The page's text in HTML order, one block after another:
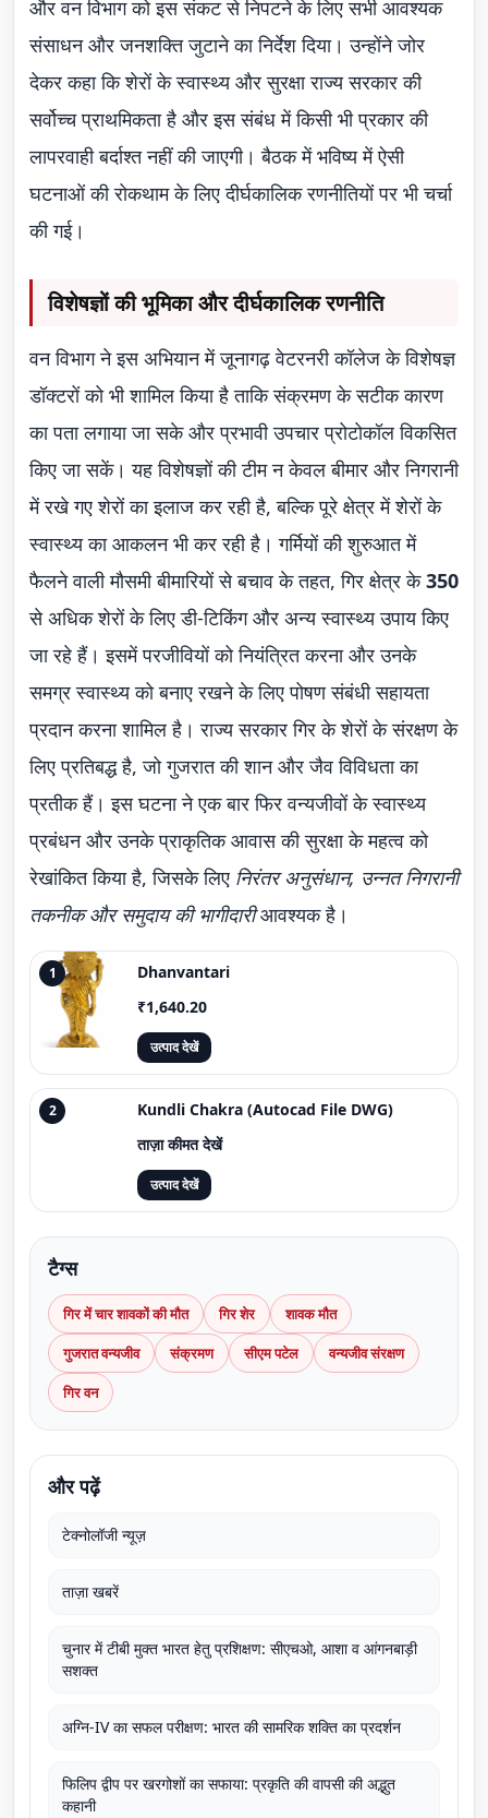
और वन विभाग को इस संकट से निपटने के लिए सभी आवश्यक
संसाधन और जनशक्ति जुटाने का निर्देश दिया। उन्होंने जोर
देकर कहा कि शेरों के स्वास्थ्य और सुरक्षा राज्य सरकार की
सर्वोच्च प्राथमिकता है और इस संबंध में किसी भी प्रकार की
लापरवाही बर्दाश्त नहीं की जाएगी। बैठक में भविष्य में ऐसी
घटनाओं की रोकथाम के लिए दीर्घकालिक रणनीतियों पर भी चर्चा
की गई।
विशेषज्ञों की भूमिका और दीर्घकालिक रणनीति
वन विभाग ने इस अभियान में जूनागढ़ वेटरनरी कॉलेज के विशेषज्ञ
डॉक्टरों को भी शामिल किया है ताकि संक्रमण के सटीक कारण
का पता लगाया जा सके और प्रभावी उपचार प्रोटोकॉल विकसित
किए जा सकें। यह विशेषज्ञों की टीम न केवल बीमार और निगरानी
में रखे गए शेरों का इलाज कर रही है, बल्कि पूरे क्षेत्र में शेरों के
स्वास्थ्य का आकलन भी कर रही है। गर्मियों की शुरुआत में
फैलने वाली मौसमी बीमारियों से बचाव के तहत, गिर क्षेत्र के350
से अधिक शेरों के लिए डी-टिकिंग और अन्य स्वास्थ्य उपाय किए
जा रहे हैं। इसमें परजीवियों को नियंत्रित करना और उनके
समग्र स्वास्थ्य को बनाए रखने के लिए पोषण संबंधी सहायता
प्रदान करना शामिल है। राज्य सरकार गिर के शेरों के संरक्षण के
लिए प्रतिबद्ध है, जो गुजरात की शान और जैव विविधता का
प्रतीक हैं। इस घटना ने एक बार फिर वन्यजीवों के स्वास्थ्य
प्रबंधन और उनके प्राकृतिक आवास की सुरक्षा के महत्व को
रेखांकित किया है, जिसके लिए निरंतर अनुसंधान, उन्नत निगरानी
तकनीक और समुदाय की भागीदारीआवश्यक है।
1
Dhanvantari
₹1,640.20
उत्पाद देखें
2
Kundli Chakra (Autocad File DWG)
ताज़ा कीमत देखें
उत्पाद देखें
टैग्स
गिर में चार शावकों की मौत गिर शेर
शावक मौत
गुजरात वन्यजीव
संक्रमण सीएम पटेल
वन्यजीव संरक्षण
गिर वन
और पढ़ें
टेक्नोलॉजी न्यूज़
ताज़ा खबरें
चुनार में टीबी मुक्त भारत हेतु प्रशिक्षण: सीएचओ, आशा व आंगनबाड़ी
सशक्त
अग्नि-IV का सफल परीक्षण: भारत की सामरिक शक्ति का प्रदर्शन
फिलिप द्वीप पर खरगोशों का सफाया: प्रकृति की वापसी की अद्भुत
कहानी